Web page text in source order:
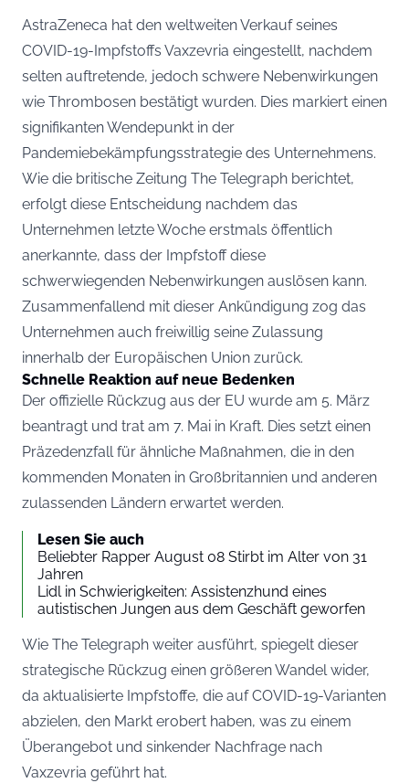
AstraZeneca hat den weltweiten Verkauf seines
COVID-19-Impfstoffs Vaxzevria eingestellt, nachdem
selten auftretende, jedoch schwere Nebenwirkungen
wie Thrombosen bestätigt wurden. Dies markiert einen
signifikanten Wendepunkt in der
Pandemiebekämpfungsstrategie des Unternehmens.
Wie die britische Zeitung The Telegraph berichtet,
erfolgt diese Entscheidung nachdem das
Unternehmen letzte Woche erstmals öffentlich
anerkannte, dass der Impfstoff diese
schwerwiegenden Nebenwirkungen auslösen kann.
Zusammenfallend mit dieser Ankündigung zog das
Unternehmen auch freiwillig seine Zulassung
innerhalb der Europäischen Union zurück.
Schnelle Reaktion auf neue Bedenken
Der offizielle Rückzug aus der EU wurde am 5. März
beantragt und trat am 7. Mai in Kraft. Dies setzt einen
Präzedenzfall für ähnliche Maßnahmen, die in den
kommenden Monaten in Großbritannien und anderen
zulassenden Ländern erwartet werden.
Lesen Sie auch
Beliebter Rapper August 08 Stirbt im Alter von 31
Jahren
Lidl in Schwierigkeiten: Assistenzhund eines
autistischen Jungen aus dem Geschäft geworfen
Wie The Telegraph weiter ausführt, spiegelt dieser
strategische Rückzug einen größeren Wandel wider,
da aktualisierte Impfstoffe, die auf COVID-19-Varianten
abzielen, den Markt erobert haben, was zu einem
Überangebot und sinkender Nachfrage nach
Vaxzevria geführt hat.